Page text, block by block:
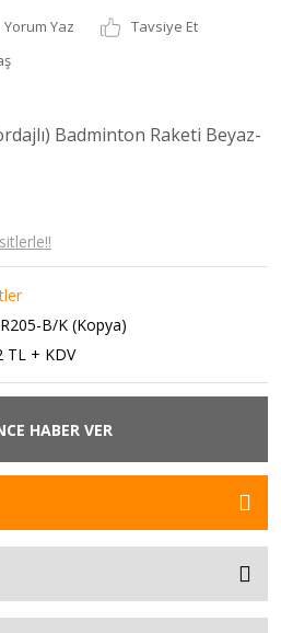
Yorum Yaz
Tavsiye Et
Badminton Raketi Beyaz-
B/K (Kopya)
TL + KDV
HABER VER